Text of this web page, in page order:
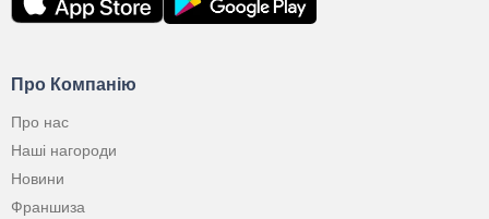
Про Компанію
Про нас
Наші нагороди
Новини
Франшиза